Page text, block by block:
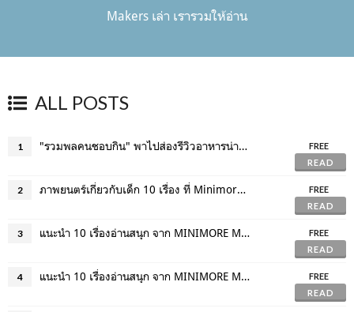
Makers เล่า เรารวมให้อ่าน
ALL POSTS
1 "รวมพลคนชอบกิน" พาไปส่องรีวิวอาหารน่าโดน การันตีความอร่อยโดยชาว Makers
FREE
READ
2 ภาพยนตร์เกี่ยวกับเด็ก 10 เรื่อง ที่ Minimore อยากให้คุณได้ดู !
FREE
READ
3 แนะนำ 10 เรื่องอ่านสนุก จาก MINIMORE MAKERS
FREE
READ
4 แนะนำ 10 เรื่องอ่านสนุก จาก MINIMORE MAKERS
FREE
READ